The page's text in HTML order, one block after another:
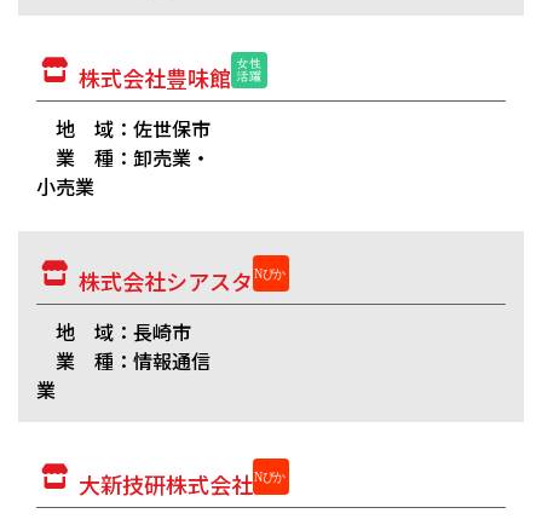
株式会社豊味館
地 域：佐世保市
業 種：卸売業・
小売業
株式会社シアスタ
地 域：長崎市
業 種：情報通信
業
大新技研株式会社